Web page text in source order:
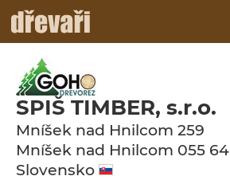
SPIŠ TIMBER, s.r.o.
Mníšek nad Hnilcom 259
Mníšek nad Hnilcom 055 64
Slovensko